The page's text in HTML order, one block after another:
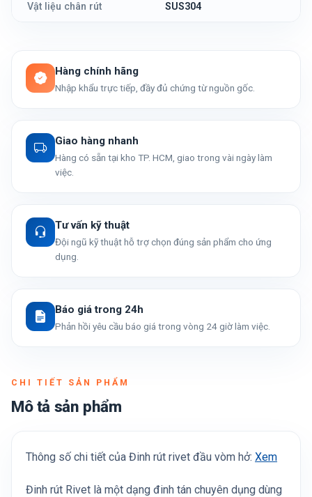
Vật liệu chân rút SUS304
Hàng chính hãng
Nhập khẩu trực tiếp, đầy đủ chứng từ nguồn gốc.
Giao hàng nhanh
Hàng có sẵn tại kho TP. HCM, giao trong vài ngày làm
việc.
Tư vấn kỹ thuật
Đội ngũ kỹ thuật hỗ trợ chọn đúng sản phẩm cho ứng
dụng.
Báo giá trong 24h
Phản hồi yêu cầu báo giá trong vòng 24 giờ làm việc.
CHI TIẾT SẢN PHẨM
Mô tả sản phẩm
Thông số chi tiết của Đinh rút rivet đầu vòm hở: Xem
Đinh rút Rivet là một dạng đinh tán chuyên dụng dùng